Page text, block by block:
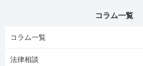
コラム一覧
コラム一覧
法律相談